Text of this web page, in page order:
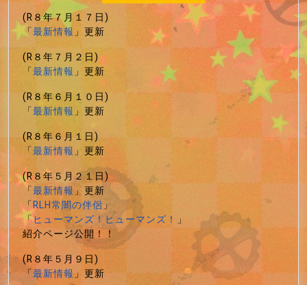
(R８年７月１７日)
「最新情報」更新
(R８年７月２日)
「最新情報」更新
(R８年６月１０日)
「最新情報」更新
(R８年６月１日)
「最新情報」更新
(R８年５月２１日)
「最新情報」更新
「RLH常闇の伴侶」
「ヒューマンズ！ヒューマンズ！ 」
紹介ページ公開！！
(R８年５月９日)
「最新情報」更新